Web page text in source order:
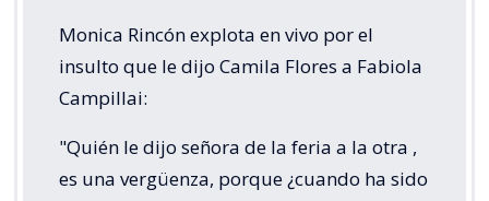
Monica Rincón explota en vivo por el
insulto que le dijo Camila Flores a Fabiola
Campillai:
"Quién le dijo señora de la feria a la otra ,
es una vergüenza, porque ¿cuando ha sido